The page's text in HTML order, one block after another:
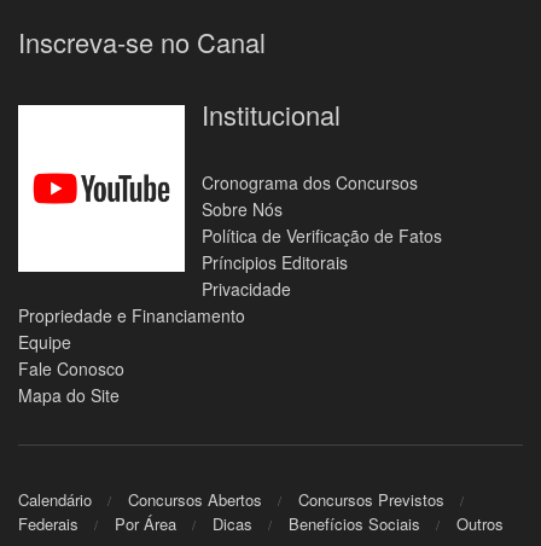
Inscreva-se no Canal
Institucional
Cronograma dos Concursos
Sobre Nós
Política de Verificação de Fatos
Príncipios Editorais
Privacidade
Propriedade e Financiamento
Equipe
Fale Conosco
Mapa do Site
Calendário Concursos Abertos
Concursos Previstos
Federais
Por Área Dicas Benefícios Sociais Outros